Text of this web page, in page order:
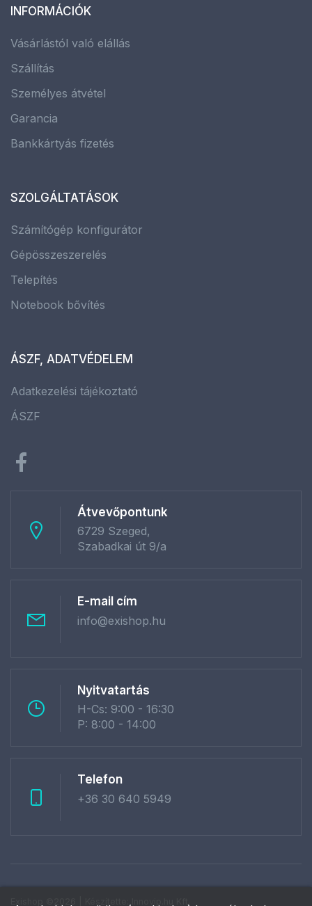
INFORMÁCIÓK
Vásárlástól való elállás
Szállítás
Személyes átvétel
Garancia
Bankkártyás fizetés
SZOLGÁLTATÁSOK
Számítógép konfigurátor
Gépösszeszerelés
Telepítés
Notebook bővítés
ÁSZF, ADATVÉDELEM
Adatkezelési tájékoztató
ÁSZF
Átvevőpontunk
6729 Szeged,
Szabadkai út 9/a
E-mail cím
info@exishop.hu
Nyitvatartás
H-Cs: 9:00 - 16:30
P: 8:00 - 14:00
Telefon
+36 30 640 5949